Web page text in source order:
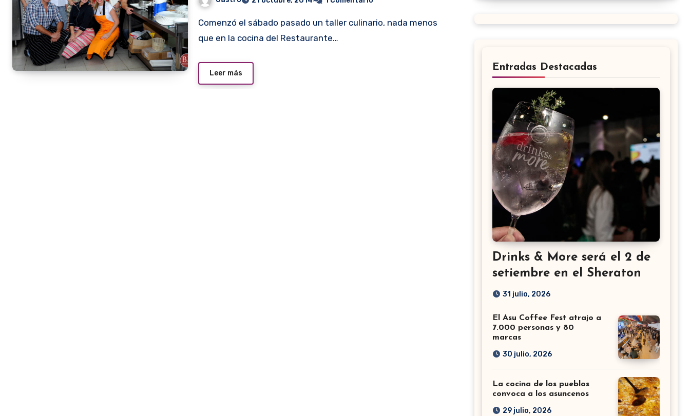
Comenzó el sábado pasado un taller culinario, nada menos
que en la cocina del Restaurante…
Leer más
Entradas Destacadas
Drinks & More será el 2 de
setiembre en el Sheraton
31 julio, 2026
El Asu Coffee Fest atrajo a
7.000 personas y 80
marcas
30 julio, 2026
La cocina de los pueblos
convoca a los asuncenos
29 julio, 2026